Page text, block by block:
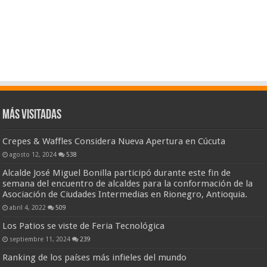
Más visitadas
Crepes & Waffles Considera Nueva Apertura en Cúcuta
agosto 12, 2024 538
Alcalde José Miguel Bonilla participó durante este fin de
semana del encuentro de alcaldes para la conformación de la
Asociación de Ciudades Intermedias en Rionegro, Antioquia.
abril 4, 2022 509
Los Patios se viste de Feria Tecnológica
septiembre 11, 2024 239
Ranking de los países más infieles del mundo